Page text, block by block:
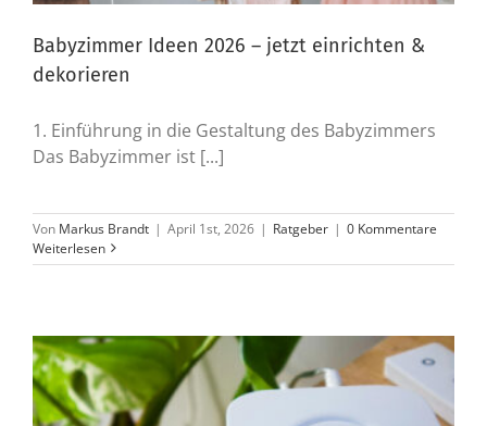
Babyzimmer Ideen 2026 – jetzt einrichten &
dekorieren
1. Einführung in die Gestaltung des Babyzimmers
Das Babyzimmer ist [...]
Von Markus Brandt | April 1st, 2026 | Ratgeber | 0 Kommentare
Weiterlesen